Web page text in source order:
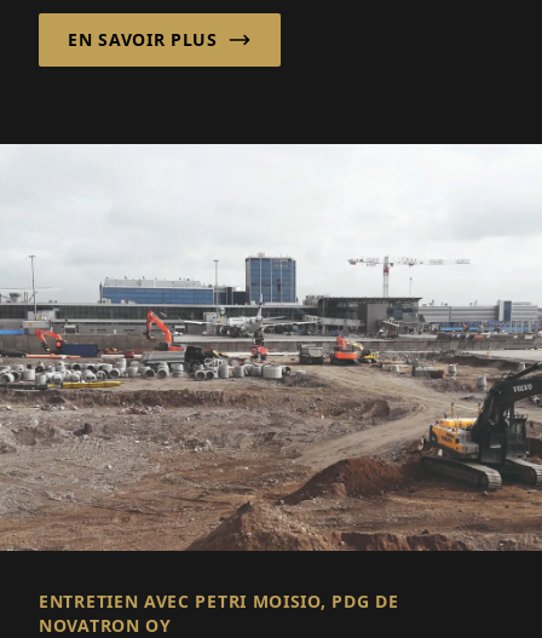
apporte cal...
EN SAVOIR PLUS
ENTRETIEN AVEC PETRI MOISIO, PDG DE
NOVATRON OY